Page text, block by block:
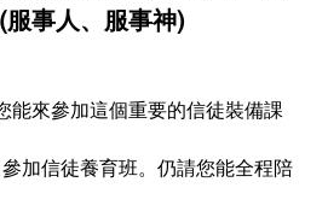
事人、服事神)
能來參加這個重要的信徒裝備課
加信徒養育班。仍請您能全程陪